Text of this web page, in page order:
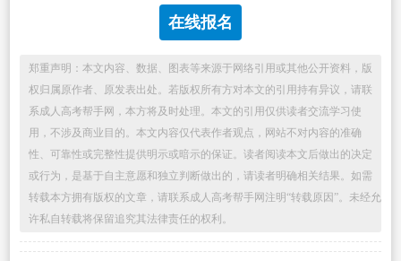
在线报名
郑重声明：本文内容、数据、图表等来源于网络引用或其他公开资料，版
权归属原作者、原发表出处。若版权所有方对本文的引用持有异议，请联
系成人高考帮手网，本方将及时处理。本文的引用仅供读者交流学习使
用，不涉及商业目的。本文内容仅代表作者观点，网站不对内容的准确
性、可靠性或完整性提供明示或暗示的保证。读者阅读本文后做出的决定
或行为，是基于自主意愿和独立判断做出的，请读者明确相关结果。如需
转载本方拥有版权的文章，请联系成人高考帮手网注明“转载原因”。未经允
许私自转载将保留追究其法律责任的权利。